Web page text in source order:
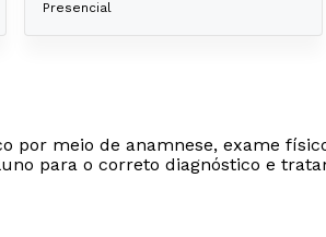
Presencial
por meio de anamnese, exame
para o correto diagnóstico e